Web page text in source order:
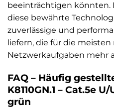
beeinträchtigen könnten.
diese bewährte
zuverlässige und
liefern, die für die
Netzwerkaufgaben mehr
FAQ – Häufig
K8110GN.1 – Cat.5e
grün